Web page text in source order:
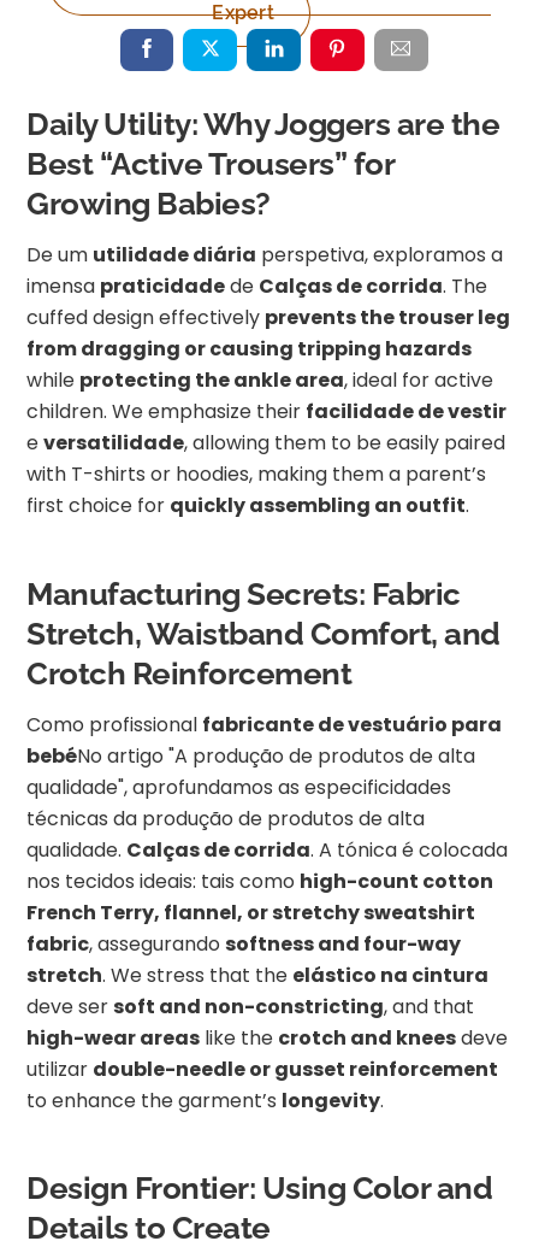
Expert
Daily Utility: Why Joggers are the
Best “Active Trousers” for
Growing Babies?
De um utilidade diária perspetiva, exploramos a
imensa praticidadede Calças de corrida. The
cuffed design effectively prevents the trouser leg
from dragging or causing tripping hazards
while protecting the ankle area, ideal for active
children. We emphasize their facilidade de vestir
eversatilidade, allowing them to be easily paired
with T-shirts or hoodies, making them a parent’s
first choice for quickly assembling an outfit.
Manufacturing Secrets: Fabric
Stretch, Waistband Comfort, and
Crotch Reinforcement
Como profissional fabricante de vestuário para
bebéNo artigo "A produção de produtos de alta
qualidade", aprofundamos as especificidades
técnicas da produção de produtos de alta
qualidade. Calças de corrida. A tónica é colocada
nos tecidos ideais: tais como high-count cotton
French Terry, flannel, or stretchy sweatshirt
fabric, assegurando softness and four-way
stretch. We stress that the elástico na cintura
deve ser soft and non-constricting, and that
high-wear areas like the crotch and kneesdeve
utilizar double-needle or gusset reinforcement
to enhance the garment’s longevity.
Design Frontier: Using Color and
Details to Create